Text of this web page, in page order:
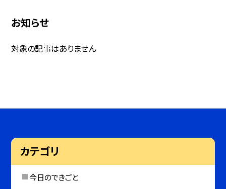
お知らせ
対象の記事はありません
カテゴリ
今日のできごと